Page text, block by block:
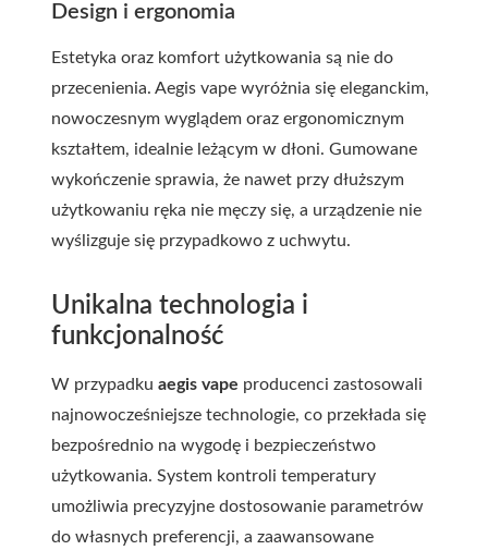
Design i ergonomia
Estetyka oraz komfort użytkowania są nie do
przecenienia. Aegis vape wyróżnia się eleganckim,
nowoczesnym wyglądem oraz ergonomicznym
kształtem, idealnie leżącym w dłoni. Gumowane
wykończenie sprawia, że nawet przy dłuższym
użytkowaniu ręka nie męczy się, a urządzenie nie
wyślizguje się przypadkowo z uchwytu.
Unikalna technologia i
funkcjonalność
W przypadku aegis vape producenci zastosowali
najnowocześniejsze technologie, co przekłada się
bezpośrednio na wygodę i bezpieczeństwo
użytkowania. System kontroli temperatury
umożliwia precyzyjne dostosowanie parametrów
do własnych preferencji, a zaawansowane